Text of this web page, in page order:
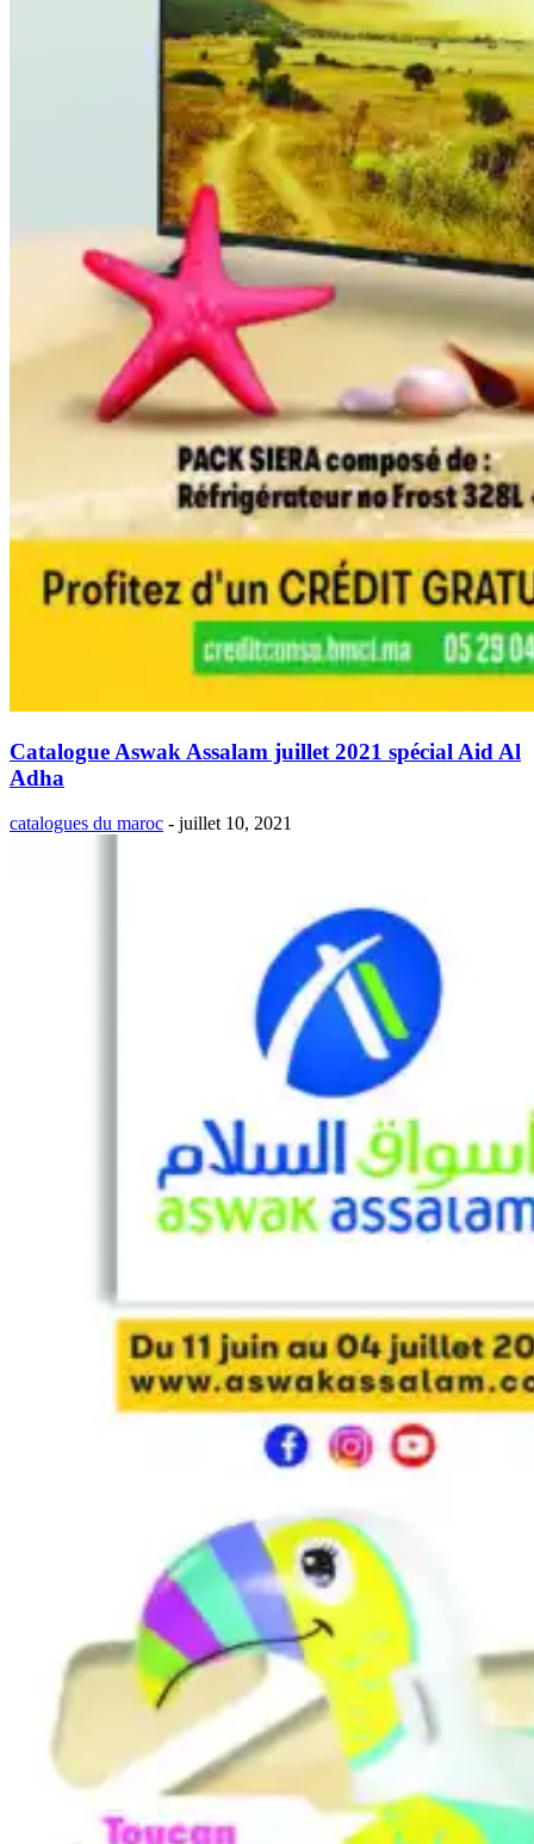
Catalogue Aswak Assalam juillet 2021 spécial Aid Al
Adha
catalogues du maroc - juillet 10, 2021